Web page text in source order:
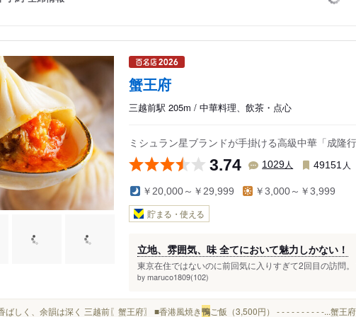
蟹王府
三越前駅 205m / 中華料理、飲茶・点心
ミシュラン星ブランドが手掛ける高級中華「成隆
3.74 1029人 49151 人
￥20,000～￥29,999 ￥3,000～￥3,999
貯まる・使える
立地、雰囲気、味 全てにおいて魅力しかない！
東京在住ではないのに前回気に入りすぎて2回目の訪問
by maruco1809(102)
ばしく、余韻は深く 三越前〖蟹王府〗 ■香港風焼き鴨ご飯（3,500円） - - - - - - - - - -...蟹王